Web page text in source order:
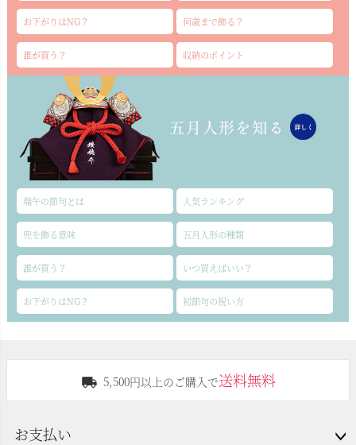
お下がりはNG？ 何歳まで飾る？
誰が買う？ 収納のポイント
端午の節句とは 人気ランキング
兜を飾る意味 五月人形の種類
誰が買う？ いつ買えばいい？
お下がりはNG？ 初節句の祝い方
5,500円以上のご購入で送料無料
お支払い